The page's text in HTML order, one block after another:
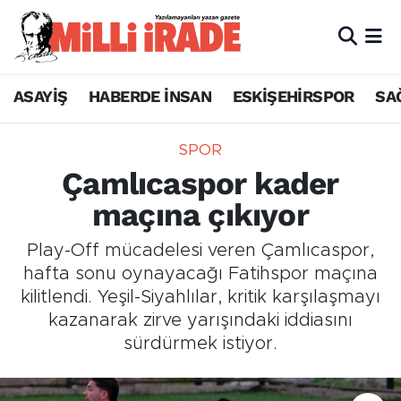
ASAYİŞ HABERDE İNSAN ESKİŞEHİRSPOR
SPOR
Çamlıcaspor kader
maçına çıkıyor
Play-Off mücadelesi veren Çamlıcaspor,
hafta sonu oynayacağı Fatihspor maçına
kilitlendi. Yeşil-Siyahlılar, kritik karşılaşmayı
kazanarak zirve yarışındaki iddiasını
sürdürmek istiyor.